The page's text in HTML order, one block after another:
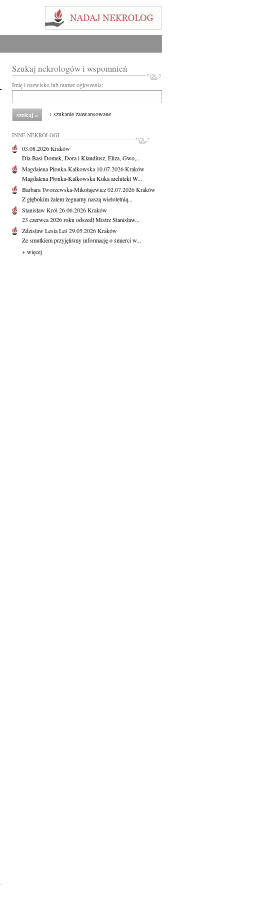
Szukaj nekrologów i wspomnień
Imię i nazwisko lub numer ogłoszenia:
+ szukanie zaawansowane
INNE NEKROLOGI
03.08.2026Kraków
Dla Basi Domek, Dora i Klaudiusz, Eliza, Gwo,...
Magdalena Płonka-Kalkowska 10.07.2026Kraków
Magdalena Płonka-Kalkowska Kuka architekt W...
Barbara Tworzewska-Mikołajewicz02.07.2026Kraków
Z głębokim żalem żegnamy naszą wieloletnią...
Stanisław Król26.06.2026Kraków
23 czerwca 2026 roku odszedł Mistrz Stanisław...
Zdzisław Lesia Leś29.05.2026Kraków
Ze smutkiem przyjęliśmy informację o śmierci w...
+ więcej